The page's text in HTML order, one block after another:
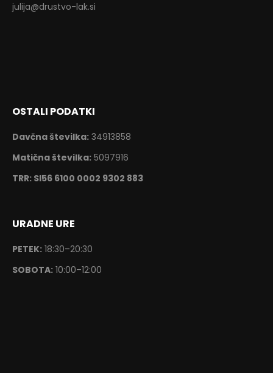
julija@drustvo-lak.si
OSTALI PODATKI
Davčna številka: 34913858
Matična številka: 5097916
TRR: SI56 6100 0002 9302 883
URADNE URE
PETEK: 18:30–20:30
SOBOTA: 10:00–12:00